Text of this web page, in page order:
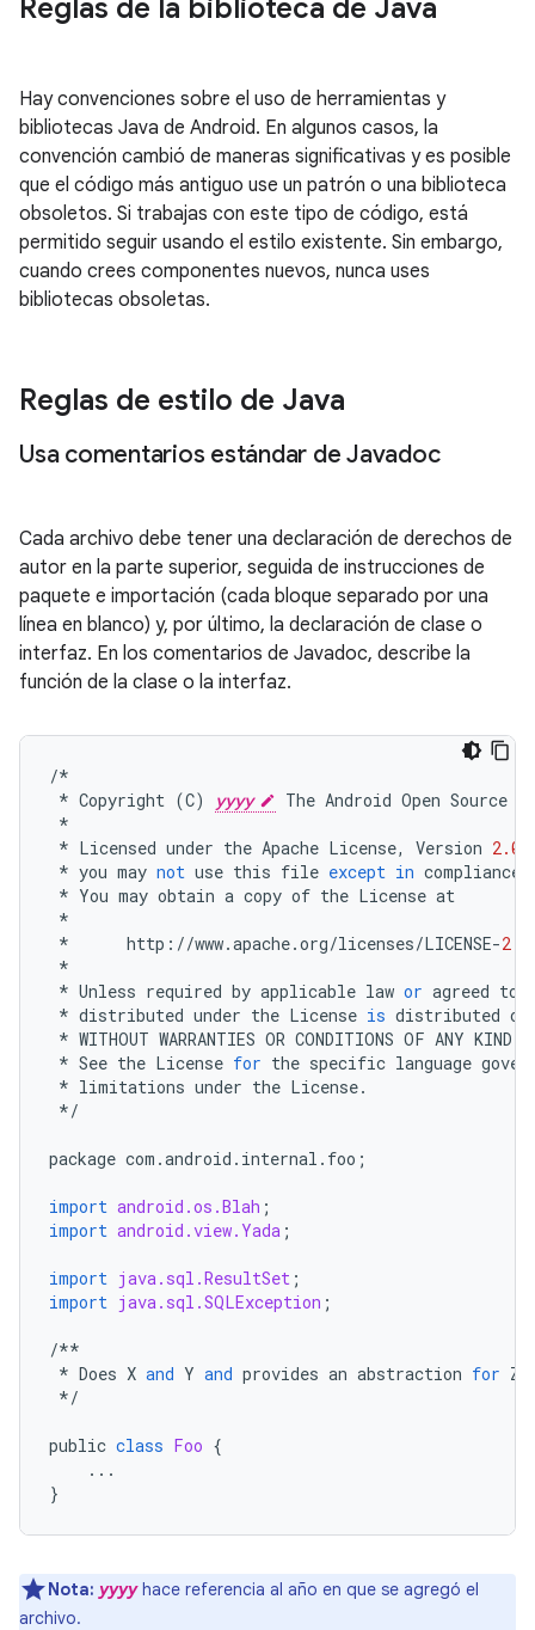
Reglas de la biblioteca de Java
Hay convenciones sobre el uso de herramientas y
bibliotecas Java de Android. En algunos casos, la
convención cambió de maneras significativas y es posible
que el código más antiguo use un patrón o una biblioteca
obsoletos. Si trabajas con este tipo de código, está
permitido seguir usando el estilo existente. Sin embargo,
cuando crees componentes nuevos, nunca uses
bibliotecas obsoletas.
Reglas de estilo de Java
Usa comentarios estándar de Javadoc
Cada archivo debe tener una declaración de derechos de
autor en la parte superior, seguida de instrucciones de
paquete e importación (cada bloque separado por una
línea en blanco) y, por último, la declaración de clase o
interfaz. En los comentarios de Javadoc, describe la
función de la clase o la interfaz.
/*
* Copyright (C) yyyy The Android Open Source
*
* Licensed under the Apache License, Version 2.0
* you may not use this file except in compliance
* You may obtain a copy of the License at
*
*
http : //www.apache.org/licenses/LICENSE-2.0
*
* Unless required by applicable law or agreed to
* distributed under the License is distributed on
* WITHOUT WARRANTIES OR CONDITIONS OF ANY KIND
* See the License for the specific language
* limitations under the License.
*/
package com .android . internal . foo ;
import android.os.Blah ;
import android.view.Yada ;
import java.sql.ResultSet ;
import java.sql.SQLException ;
/**
* Does X and Y and provides an abstraction for Z
*/
public class Foo {
...
}
Nota: yyyyhace referencia al año en que se agregó el
archivo.